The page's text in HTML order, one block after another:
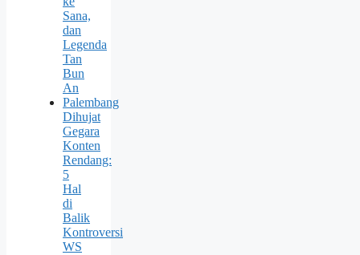
Sana,
dan
Legenda
Tan
Bun
An
Palembang
Dihujat
Gegara
Konten
Rendang:
5
Hal
di
Balik
Kontroversi
WS